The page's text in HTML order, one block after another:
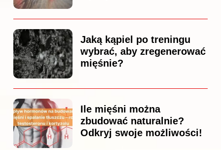
Jaką kąpiel po treningu
wybrać, aby zregenerować
mięśnie?
Ile mięśni można
zbudować naturalnie?
Odkryj swoje możliwości!